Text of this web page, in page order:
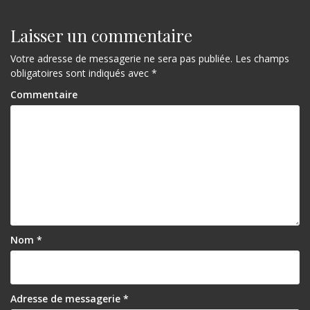
i
g
a
t
l
’
a
r
Laisser un commentaire
Votre adresse de messagerie ne sera pas publiée. Les champs
obligatoires sont indiqués avec *
Commentaire
Nom *
Adresse de messagerie *